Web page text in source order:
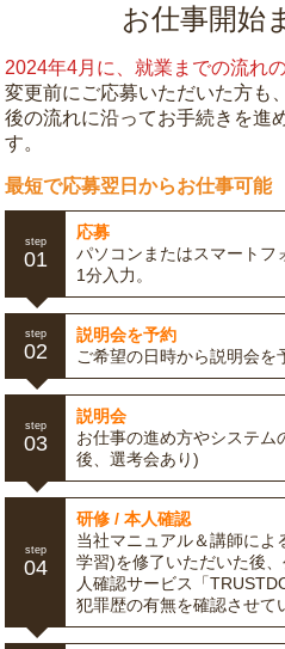
お仕事開始
2024年4月に、就業までの流れ
変更前にご応募いただいた方も
後の流れに沿ってお手続きを進
す。
最短で応募翌日からお仕事可能
step
01
応募
パソコンまたはスマートフ
1分入力。
step
02
説明会を予約
ご希望の日時から説明会を
step
03
説明会
お仕事の進め方やシステ
後、選考会あり)
step
04
研修 / 本人確認
当社マニュアル＆講師に
学習)を修了いただいた後
人確認サービス「
犯罪歴の有無を確認させて